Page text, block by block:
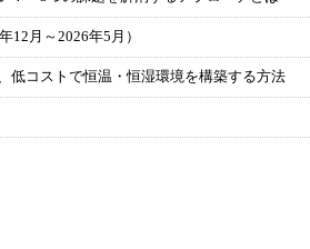
12月～2026年5月）
低コストで恒温・恒湿環境を構築する方法